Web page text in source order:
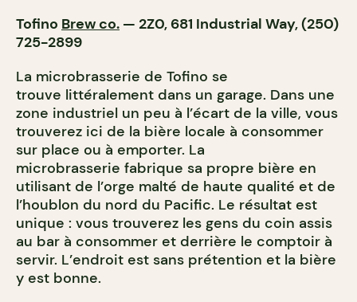
Tofino Brew co. — 2Z0, 681 Industrial Way, (250)
725-2899
La microbrasserie de Tofino se
trouve littéralement dans un garage. Dans une
zone industriel un peu à l’écart de la ville, vous
trouverez ici de la bière locale à consommer
sur place ou à emporter. La
microbrasserie fabrique sa propre bière en
utilisant de l’orge malté de haute qualité et de
l’houblon du nord du Pacific. Le résultat est
unique : vous trouverez les gens du coin assis
au bar à consommer et derrière le comptoir à
servir. L’endroit est sans prétention et la bière
y est bonne.